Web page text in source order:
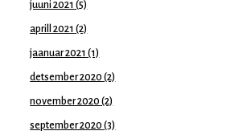
juuni 2021 (5)
aprill 2021 (2)
jaanuar 2021 (1)
detsember 2020 (2)
november 2020 (2)
september 2020 (3)